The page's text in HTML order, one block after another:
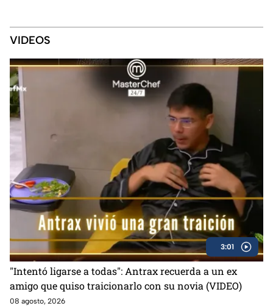
VIDEOS
3:01
"Intentó ligarse a todas": Antrax recuerda a un ex
amigo que quiso traicionarlo con su novia (VIDEO)
08 agosto, 2026